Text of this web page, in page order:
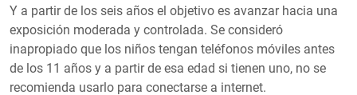
Y a partir de los seis años el objetivo es avanzar hacia una
exposición moderada y controlada. Se consideró
inapropiado que los niños tengan teléfonos móviles antes
de los 11 años y a partir de esa edad si tienen uno, no se
recomienda usarlo para conectarse a internet.